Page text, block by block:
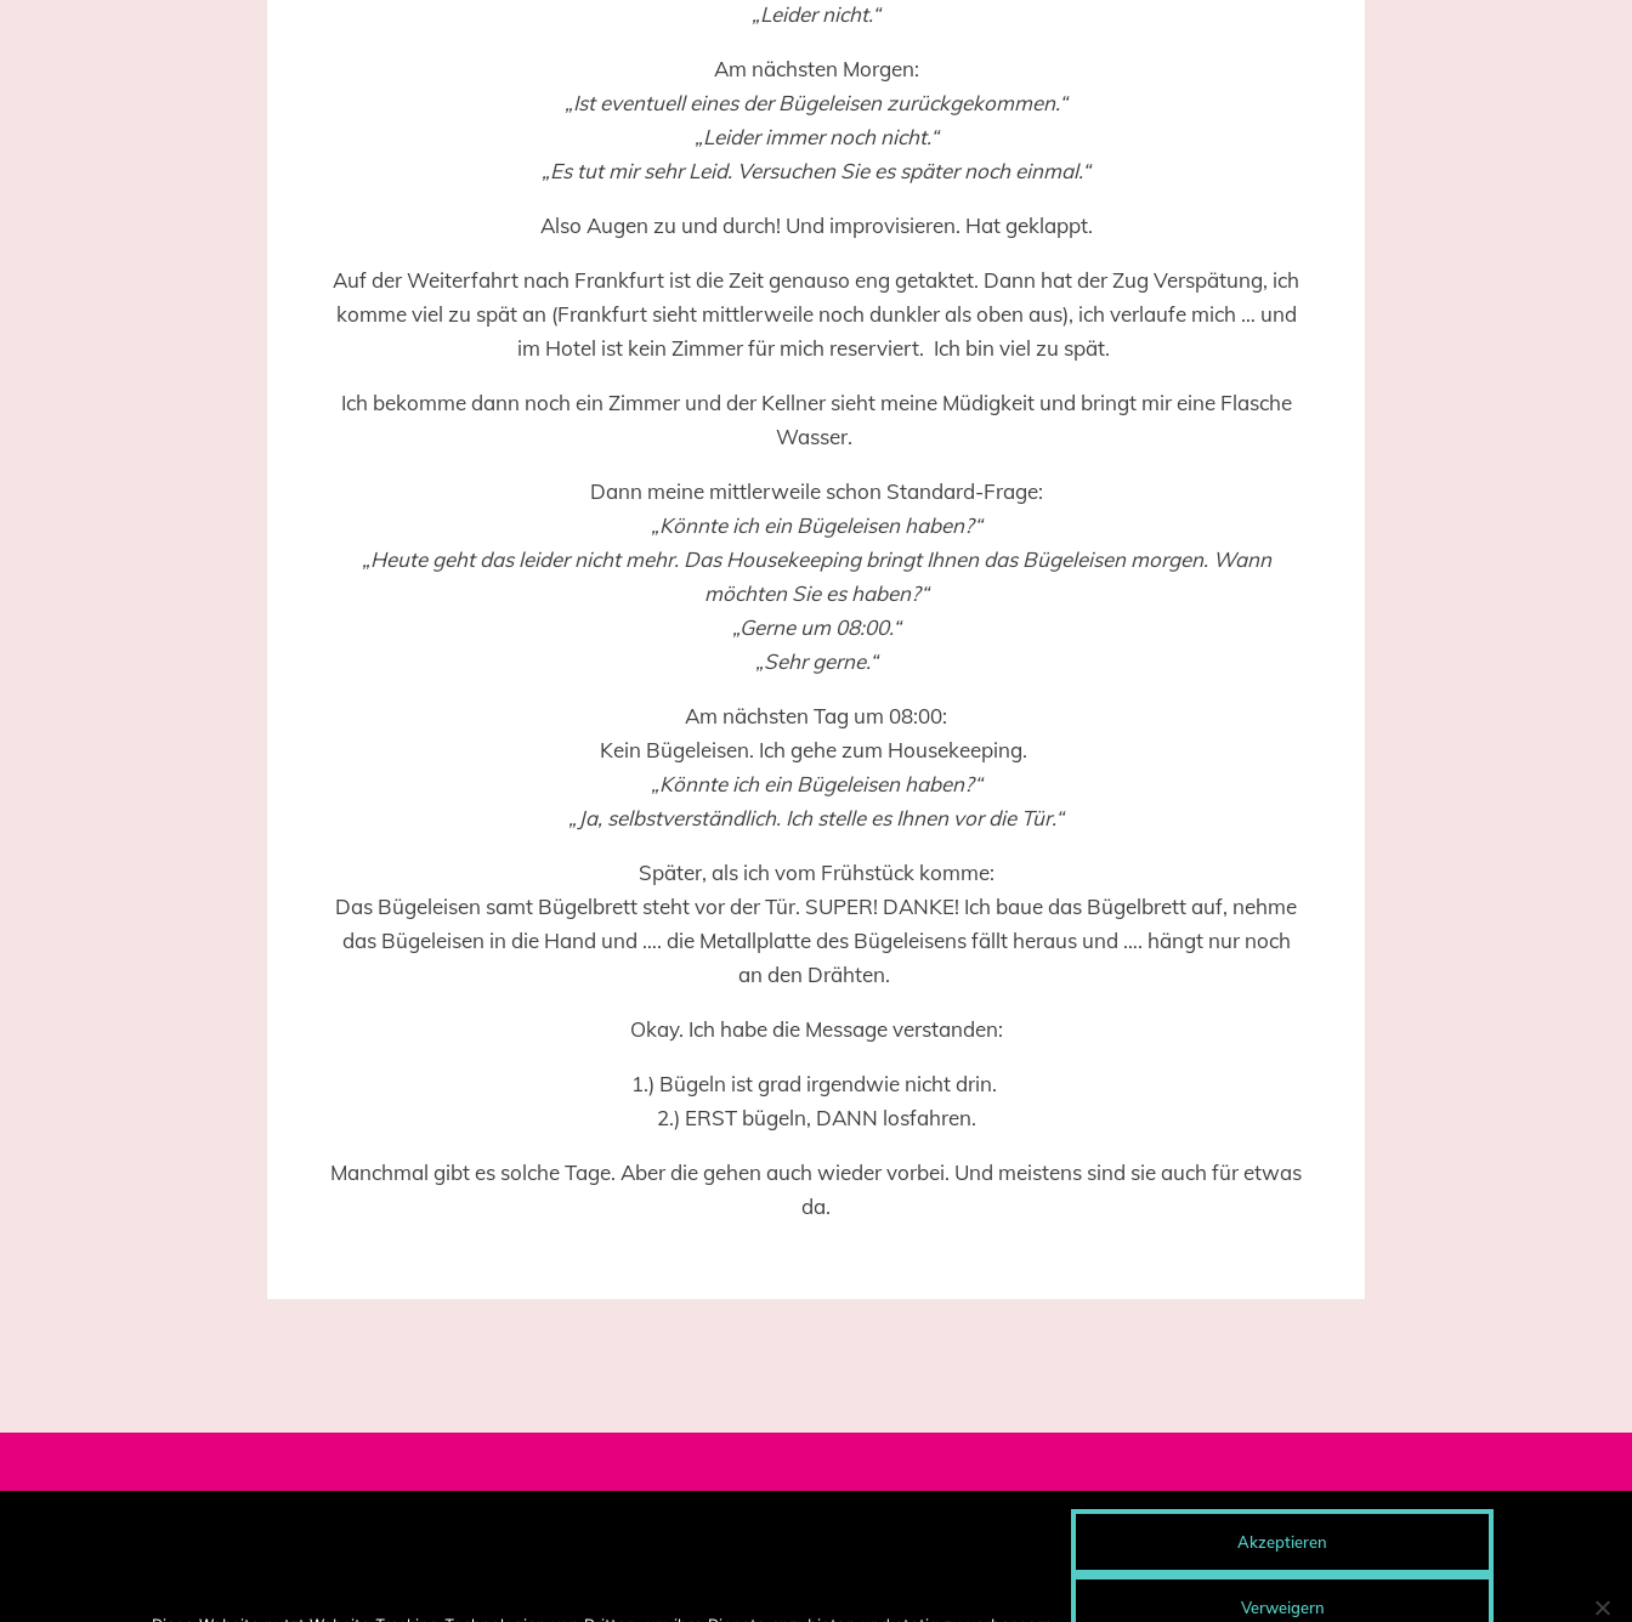
„Leider nicht.“
Am nächsten Morgen:
„Ist eventuell eines der Bügeleisen zurückgekommen.“
„Leider immer noch nicht.“
„Es tut mir sehr Leid. Versuchen Sie es später noch einmal.“
Also Augen zu und durch! Und improvisieren. Hat geklappt.
Auf der Weiterfahrt nach Frankfurt ist die Zeit genauso eng getaktet. Dann hat der Zug Verspätung, ich
komme viel zu spät an (Frankfurt sieht mittlerweile noch dunkler als oben aus), ich verlaufe mich … und
im Hotel ist kein Zimmer für mich reserviert. Ich bin viel zu spät.
Ich bekomme dann noch ein Zimmer und der Kellner sieht meine Müdigkeit und bringt mir eine Flasche
Wasser.
Dann meine mittlerweile schon Standard-Frage:
„Könnte ich ein Bügeleisen haben?“
„Heute geht das leider nicht mehr. Das Housekeeping bringt Ihnen das Bügeleisen morgen. Wann
möchten Sie es haben?“
„Gerne um 08:00.“
„Sehr gerne.“
Am nächsten Tag um 08:00:
Kein Bügeleisen. Ich gehe zum Housekeeping.
„Könnte ich ein Bügeleisen haben?“
„Ja, selbstverständlich. Ich stelle es Ihnen vor die Tür.“
Später, als ich vom Frühstück komme:
Das Bügeleisen samt Bügelbrett steht vor der Tür. SUPER! DANKE! Ich baue das Bügelbrett auf, nehme
das Bügeleisen in die Hand und …. die Metallplatte des Bügeleisens fällt heraus und …. hängt nur noch
an den Drähten.
Okay. Ich habe die Message verstanden:
1.) Bügeln ist grad irgendwie nicht drin.
2.) ERST bügeln, DANN losfahren.
Manchmal gibt es solche Tage. Aber die gehen auch wieder vorbei. Und meistens sind sie auch für etwas
da.
Kontakt
Akzeptieren
Verweigern